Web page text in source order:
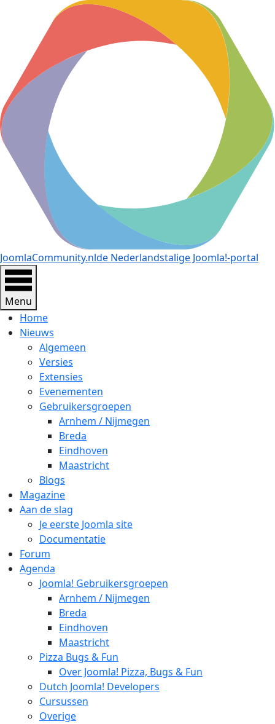
JoomlaCommunity.nlde Nederlandstalige Joomla!-portal
Menu
Home
Nieuws
Algemeen
Versies
Extensies
Evenementen
Gebruikersgroepen
Arnhem / Nijmegen
Breda
Eindhoven
Maastricht
Blogs
Magazine
Aan de slag
Je eerste Joomla site
Documentatie
Forum
Agenda
Joomla! Gebruikersgroepen
Arnhem / Nijmegen
Breda
Eindhoven
Maastricht
Pizza Bugs & Fun
Over Joomla! Pizza, Bugs & Fun
Dutch Joomla! Developers
Cursussen
Overige